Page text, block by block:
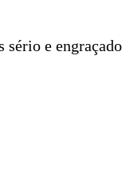
sério e